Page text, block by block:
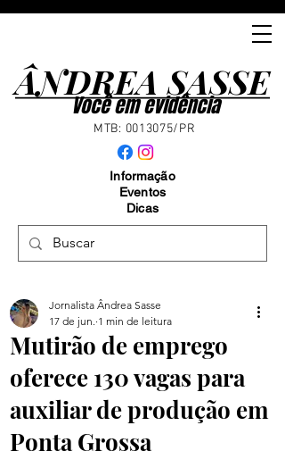
ÂNDREA SASSE
ÂNDREA SASSE
Você em evidência
MTB: 0013075/PR
Informação
Eventos
Dicas
Mutirão de emprego
oferece 130 vagas para
auxiliar de produção em
Ponta Grossa
Jornalista Ândrea Sasse
17 de jun. 1 min de leitura